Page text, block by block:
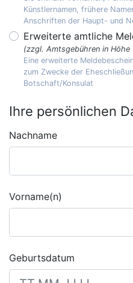
Künstlernamen, frühere
Anschriften der Haupt- und
Erweiterte amtliche
(zzgl. Amtsgebühren in
Eine erweiterte
zum Zwecke der
Botschaft/Konsulat
Ihre persönlichen
Nachname
Vorname(n)
Geburtsdatum